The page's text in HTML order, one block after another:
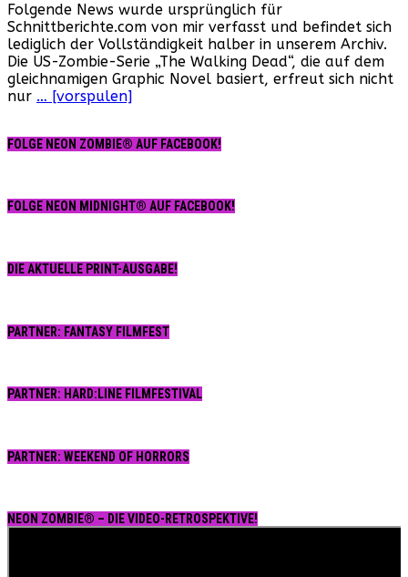
Dead
–
Staffelübersicht
Folgende News wurde ursprünglich für
Schnittberichte.com von mir verfasst und befindet sich
lediglich der Vollständigkeit halber in unserem Archiv.
Die US-Zombie-Serie „The Walking Dead“, die auf dem
gleichnamigen Graphic Novel basiert, erfreut sich nicht
nur … [vorspulen]
FOLGE NEON ZOMBIE® AUF FACEBOOK!
FOLGE NEON MIDNIGHT® AUF FACEBOOK!
DIE AKTUELLE PRINT-AUSGABE!
PARTNER: FANTASY FILMFEST
PARTNER: HARD:LINE FILMFESTIVAL
PARTNER: WEEKEND OF HORRORS
NEON ZOMBIE® – DIE VIDEO-RETROSPEKTIVE!